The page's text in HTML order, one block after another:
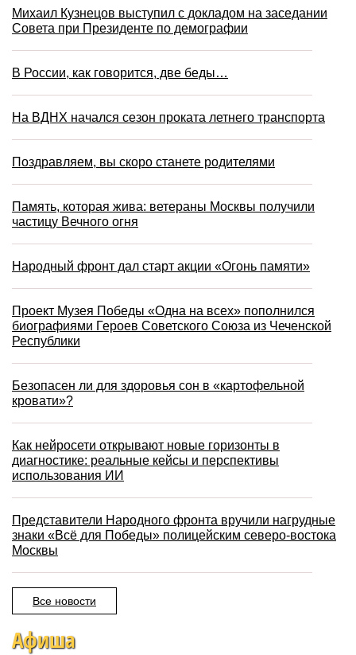
Михаил Кузнецов выступил с докладом на заседании
Совета при Президенте по демографии
В России, как говорится, две беды…
На ВДНХ начался сезон проката летнего транспорта
Поздравляем, вы скоро станете родителями
Память, которая жива: ветераны Москвы получили
частицу Вечного огня
Народный фронт дал старт акции «Огонь памяти»
Проект Музея Победы «Одна на всех» пополнился
биографиями Героев Советского Союза из Чеченской
Республики
Безопасен ли для здоровья сон в «картофельной
кровати»?
Как нейросети открывают новые горизонты в
диагностике: реальные кейсы и перспективы
использования ИИ
Представители Народного фронта вручили нагрудные
знаки «Всё для Победы» полицейским северо-востока
Москвы
Все новости
Афиша